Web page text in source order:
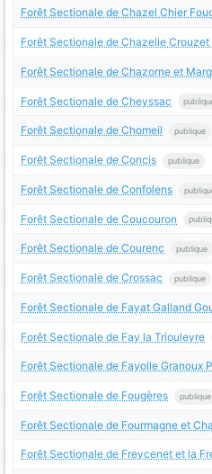
Forêt Sectionale de Chazel Chier
Forêt Sectionale de Chazelie Crouzet
Forêt Sectionale de Chazorne et
Forêt Sectionale de Cheyssac
Forêt Sectionale de Chomeil publique
Forêt Sectionale de Concis publique
Forêt Sectionale de Confolens
Forêt Sectionale de Coucouron
Forêt Sectionale de Courenc publique
Forêt Sectionale de Crossac publique
Forêt Sectionale de Fayat Galland
Forêt Sectionale de Fay la Triouleyre
Forêt Sectionale de Fayolle Granoux
Forêt Sectionale de Fougères publique
Forêt Sectionale de Fourmagne et
Forêt Sectionale de Freycenet et la